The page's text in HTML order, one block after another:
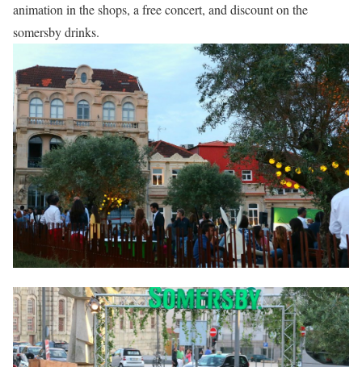
animation in the shops, a free concert, and discount on the
somersby drinks.